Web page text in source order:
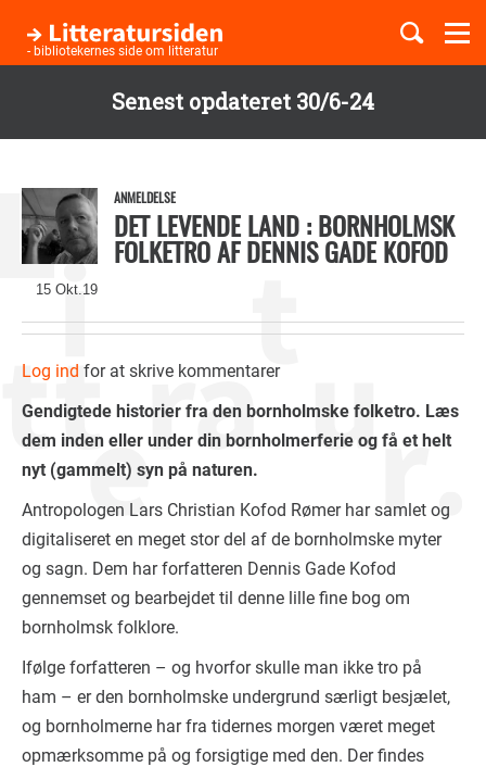
Senest opdateret 30/6-24
hovedindhold
- bibliotekernes side om litteratur
Børnebøger
15 Okt.19
ANMELDELSE
DET LEVENDE LAND : BORNHOLMSK
FOLKETRO AF DENNIS GADE KOFOD
Log ind for at skrive kommentarer
Gendigtede historier fra den bornholmske folketro. Læs
dem inden eller under din bornholmerferie og få et helt
nyt (gammelt) syn på naturen.
Antropologen Lars Christian Kofod Rømer har samlet og
digitaliseret en meget stor del af de bornholmske myter
og sagn. Dem har forfatteren Dennis Gade Kofod
gennemset og bearbejdet til denne lille fine bog om
bornholmsk folklore.
Ifølge forfatteren – og hvorfor skulle man ikke tro på
ham – er den bornholmske undergrund særligt besjælet,
og bornholmerne har fra tidernes morgen været meget
opmærksomme på og forsigtige med den. Der findes